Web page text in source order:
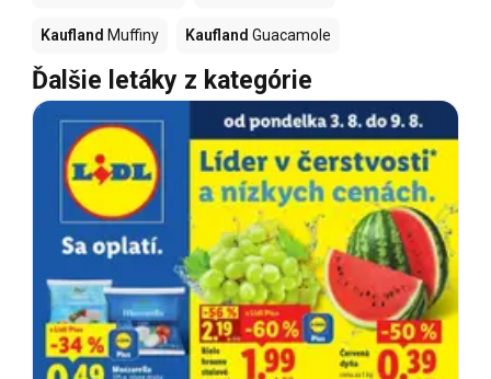
Kaufland Muffiny Kaufland Guacamole
Ďalšie letáky z kategórie